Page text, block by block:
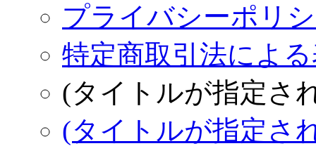
プライバシーポリ
特定商取引法によ
(タイトルが指定さ
(タイトルが指定さ